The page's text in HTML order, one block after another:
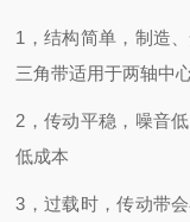
1，结构简单，制造
三角带适用于两轴中
2，传动平稳，噪音
低成本
3，过载时，传动带